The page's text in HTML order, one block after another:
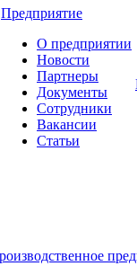
Предприятие
О предприятии
Новости
Партнеры
Документы
Сотрудники
Вакансии
Статьи